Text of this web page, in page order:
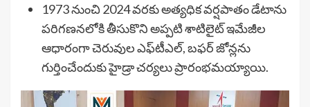
1973 నుంచి 2024 వరకు అత్యధిక వర్షపాతం డేటాను
పరిగణనలోకి తీసుకొని అప్పటి శాటిలైట్ ఇమేజీల
ఆధారంగా చెరువుల ఎఫ్‌టీఎల్, బఫర్ జోన్లను
గుర్తించేందుకు హైడ్రా చర్యలు ప్రారంభమయ్యాయి.